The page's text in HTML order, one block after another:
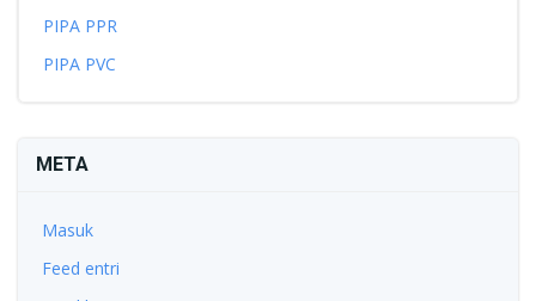
PIPA PPR
PIPA PVC
META
Masuk
Feed entri